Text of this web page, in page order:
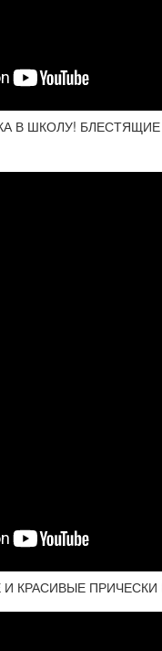
В ШКОЛУ! БЛЕСТЯЩИЕ
КРАСИВЫЕ ПРИЧЕСКИ